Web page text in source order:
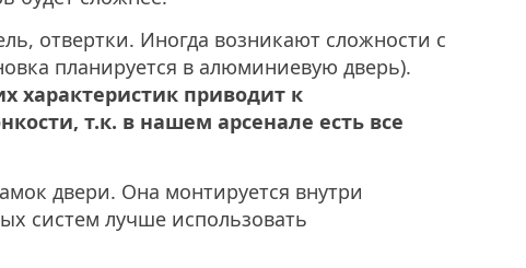
отвертки. Иногда возникают сложности с
планируется в алюминиевую дверь).
характеристик приводит к
т.к. в нашем арсенале есть все
двери. Она монтируется внутри
систем лучше использовать